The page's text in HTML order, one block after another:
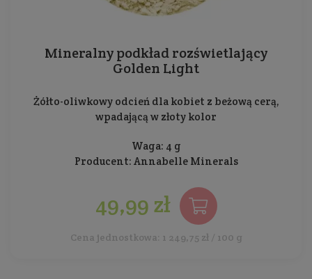
Mineralny podkład rozświetlający
Golden Light
Żółto-oliwkowy odcień dla kobiet z beżową cerą,
wpadającą w złoty kolor
Waga: 4 g
Producent: Annabelle Minerals
49,99 zł
Cena jednostkowa: 1 249,75 zł / 100 g